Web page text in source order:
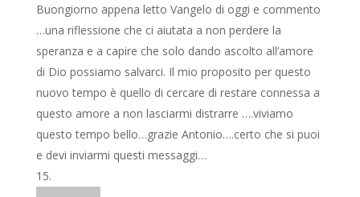
Buongiorno appena letto Vangelo di oggi e commento
…una riflessione che ci aiutata a non perdere la
speranza e a capire che solo dando ascolto all’amore
di Dio possiamo salvarci. Il mio proposito per questo
nuovo tempo è quello di cercare di restare connessa a
questo amore a non lasciarmi distrarre ….viviamo
questo tempo bello…grazie Antonio….certo che si puoi
e devi inviarmi questi messaggi…